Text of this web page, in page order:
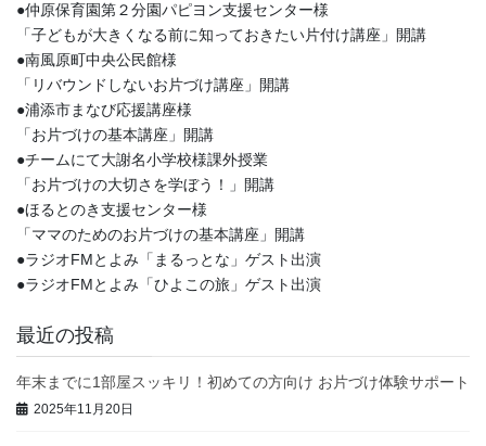
●仲原保育園第２分園パピヨン支援センター様
「子どもが大きくなる前に知っておきたい片付け講座」開講
●南風原町中央公民館様
「リバウンドしないお片づけ講座」開講
●浦添市まなび応援講座様
「お片づけの基本講座」開講
●チームにて大謝名小学校様課外授業
「お片づけの大切さを学ぼう！」開講
●ほるとのき支援センター様
「ママのためのお片づけの基本講座」開講
●ラジオFMとよみ「まるっとな」ゲスト出演
●ラジオFMとよみ「ひよこの旅」ゲスト出演
最近の投稿
年末までに1部屋スッキリ！初めての方向け お片づけ体験サポート
2025年11月20日